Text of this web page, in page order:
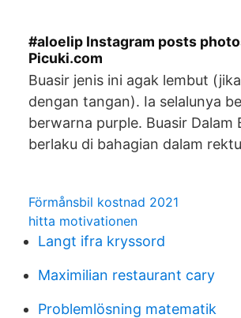
#aloelip Instagram posts
Picuki.com
Buasir jenis ini agak lembut
dengan tangan). Ia selalunya
berwarna purple. Buasir Dalam
berlaku di bahagian dalam
Förmånsbil kostnad 2021
hitta motivationen
Langt ifra kryssord
Maximilian restaurant cary
Problemlösning matematik